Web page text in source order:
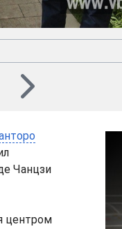
Чанцзи
центром